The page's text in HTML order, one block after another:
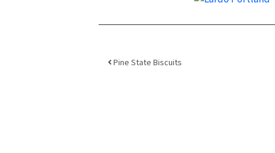
Post navigation
Pine State Biscuits